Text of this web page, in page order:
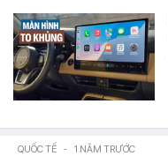
QUỐC TẾ - 1 NĂM TRƯỚC